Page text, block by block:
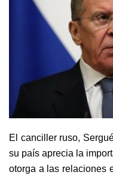
El canciller ruso,
su país aprecia la
otorga a las relaciones